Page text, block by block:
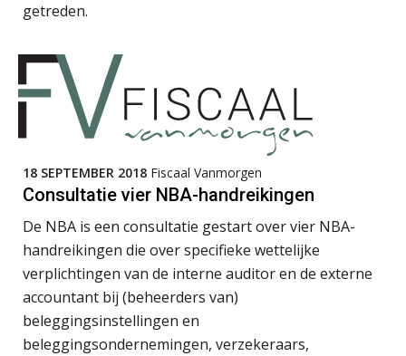
getreden.
18 SEPTEMBER 2018 Fiscaal Vanmorgen
Consultatie vier NBA-handreikingen
De NBA is een consultatie gestart over vier NBA-
handreikingen die over specifieke wettelijke
verplichtingen van de interne auditor en de externe
accountant bij (beheerders van)
beleggingsinstellingen en
beleggingsondernemingen, verzekeraars,
Rob van Oosterhout
Ewoud de Ruiter